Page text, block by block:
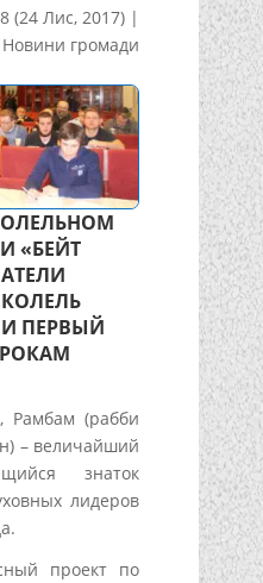
(24 Лис, 2017) |
Новини громади
«БЕЙТ
ПЕРВЫЙ
Рамбам (рабби
– величайший
знаток
лидеров
проект по